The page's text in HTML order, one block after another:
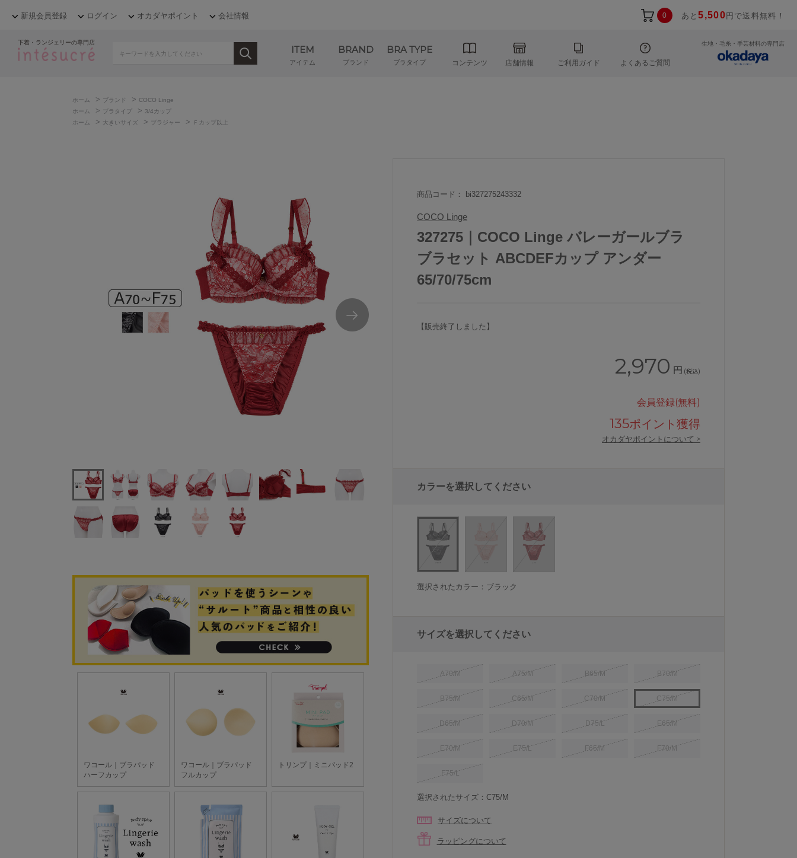
新規会員登録 ログイン オカダヤポイント 会社情報 0 あと5,500 円で送料無料！
下着・ランジェリーの専門店
ITEM
アイテム
BRAND
ブランド
BRA TYPE
ブラタイプ コンテンツ 店舗情報 ご利用ガイド よくあるご質問
生地・毛糸・手芸材料の専門店
ホーム > ブランド > COCO Linge
ホーム
> ブラタイプ > 3/4カップ
ホーム
> 大きいサイズ > ブラジャー > Ｆカップ以上
商品コード： bi327275243332
COCO Linge
327275｜COCO Linge バレーガールブラ
ブラセット ABCDEFカップ アンダー
65/70/75cm
【販売終了しました】
2,970 円 (税込)
会員登録(無料)
135ポイント獲得
オカダヤポイントについて >
カラーを選択してください
選択されたカラー：ブラック
サイズを選択してください
A70/M A75/M B65/M B70/M
B75/M C65/M C70/M C75/M
D65/M D70/M D75/L E65/M
E70/M E75/L F65/M F70/M
F75/L
選択されたサイズ：C75/M
サイズについて
ラッピングについて